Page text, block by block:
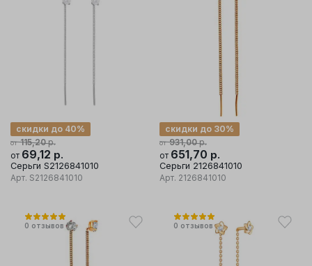
от 115,20р.
скидки до 40%
от 69,12 р.
Серьги S2126841010
Арт. S2126841010
от 931,00р.
скидки до 30%
от 651,70 р.
Серьги 2126841010
Арт. 2126841010
0 отзывов 0 отзывов